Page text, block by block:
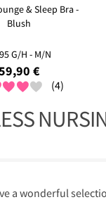
& Sleep Bra -
Blush
G/H - M/N
€
(4)
a wonderful